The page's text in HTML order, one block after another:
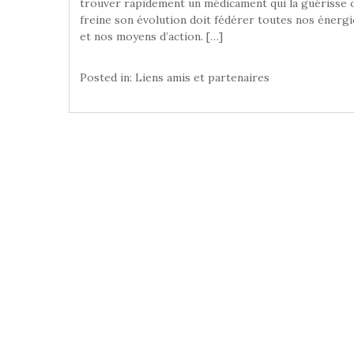
trouver rapidement un médicament qui la guérisse
freine son évolution doit fédérer toutes nos
et nos moyens d’action. […]
Posted in: Liens amis et partenaires